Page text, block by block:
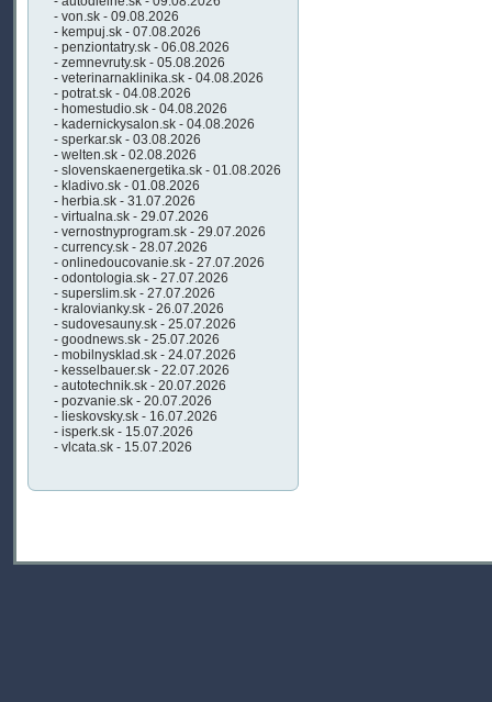
- von.sk - 09.08.2026
- kempuj.sk - 07.08.2026
- penziontatry.sk - 06.08.2026
- zemnevruty.sk - 05.08.2026
- veterinarnaklinika.sk - 04.08.2026
- potrat.sk - 04.08.2026
- homestudio.sk - 04.08.2026
- kadernickysalon.sk - 04.08.2026
- sperkar.sk - 03.08.2026
- welten.sk - 02.08.2026
- slovenskaenergetika.sk - 01.08.2026
- kladivo.sk - 01.08.2026
- herbia.sk - 31.07.2026
- virtualna.sk - 29.07.2026
- vernostnyprogram.sk - 29.07.2026
- currency.sk - 28.07.2026
- onlinedoucovanie.sk - 27.07.2026
- odontologia.sk - 27.07.2026
- superslim.sk - 27.07.2026
- kralovianky.sk - 26.07.2026
- sudovesauny.sk - 25.07.2026
- goodnews.sk - 25.07.2026
- mobilnysklad.sk - 24.07.2026
- kesselbauer.sk - 22.07.2026
- autotechnik.sk - 20.07.2026
- pozvanie.sk - 20.07.2026
- lieskovsky.sk - 16.07.2026
- isperk.sk - 15.07.2026
- vlcata.sk - 15.07.2026